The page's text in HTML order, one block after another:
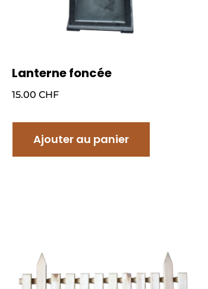
Lanterne foncée
15.00 CHF
Ajouter au panier